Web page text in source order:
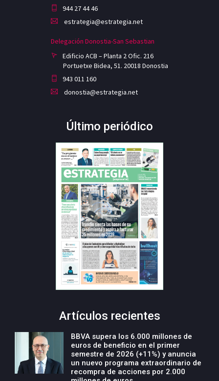
944 27 44 46
estrategia@estrategia.net
Delegación Donostia-San Sebastian
Edificio ACB – Planta 2 Ofic. 216
Portuetxe Bidea, 51. 20018 Donostia
943 011 160
donostia@estrategia.net
Último periódico
Artículos recientes
BBVA supera los 6.000 millones de
euros de beneficio en el primer
semestre de 2026 (+11%) y anuncia
un nuevo programa extraordinario de
recompra de acciones por 2.000